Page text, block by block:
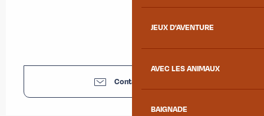
JEUX D'AVENTURE
AVEC LES ANIMAUX
BAIGNADE
Contactez-nous